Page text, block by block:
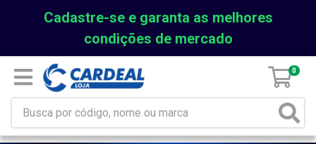
Cadastre-se e garanta as melhores
condições de mercado
0